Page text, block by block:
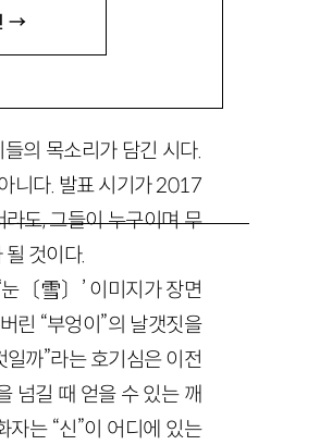
→
의 목소리가 담긴 시다.
니다. 발표 시기가 2017
도, 그들이 누구이며 무
것이다.
〔雪〕’ 이미지가 장면
린 “부엉이”의 날갯짓을
까”라는 호기심은 이전
넘길 때 얻을 수 있는 깨
자는 “신”이 어디에 있는